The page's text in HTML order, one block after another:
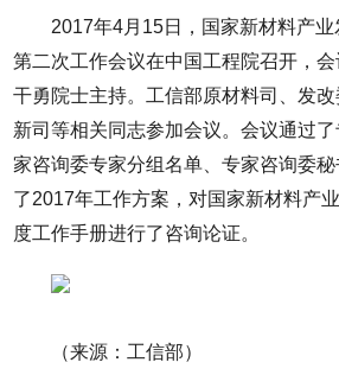
2017年4月15日，国家新材料产
第二次工作会议在中国工程院召开，
干勇院士主持。工信部原材料司、发
新司等相关同志参加会议。会议通过
家咨询委专家分组名单、专家咨询委
了2017年工作方案，对国家新材料产
度工作手册进行了咨询论证。
（来源：工信部）